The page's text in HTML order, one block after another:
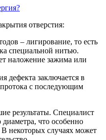
отверстия:
– лигирование, то есть
специальной нитью.
наложение зажима или
дефекта заключается в
протока с последующим
результаты. Специалист
что особенно
некоторых случаях может